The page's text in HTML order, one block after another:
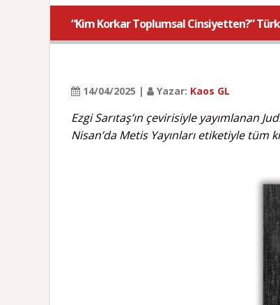
“Kim Korkar Toplumsal Cinsiyetten?”
14/04/2025 | Yazar: Kaos GL
Ezgi Sarıtaş’ın çevirisiyle yayımlanan
Nisan’da Metis Yayınları etiketiyle tüm